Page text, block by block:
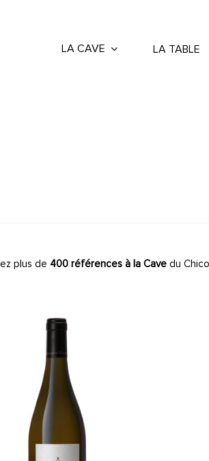
LA CAVE LA TABLE
plus de 400 références à la Cave du